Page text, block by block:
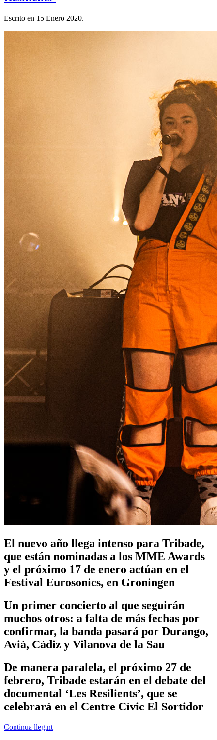
Escrito en 15 Enero 2020.
El nuevo año llega intenso para Tribade,
que están nominadas a los MME Awards
y el próximo 17 de enero actúan en el
Festival Eurosonics, en Groningen
Un primer concierto al que seguirán
muchos otros: a falta de más fechas por
confirmar, la banda pasará por Durango,
Avià, Cádiz y Vilanova de la Sau
De manera paralela, el próximo 27 de
febrero, Tribade estarán en el debate del
documental ‘Les Resilients’, que se
celebrará en el Centre Cívic El Sortidor
Continua llegint